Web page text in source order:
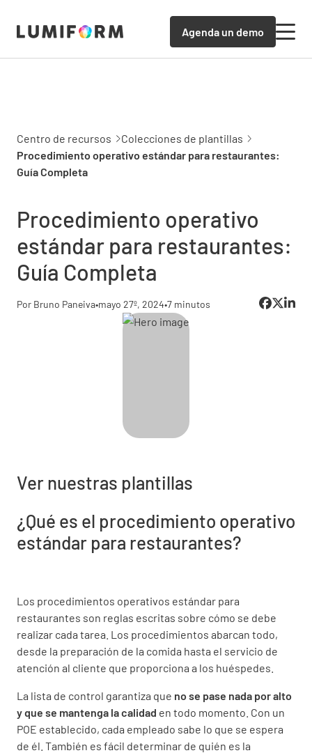
Agenda un demo
Centro de recursos
Colecciones de plantillas
Procedimiento operativo estándar para restaurantes:
Guía Completa
Procedimiento operativo
estándar para restaurantes:
Guía Completa
Por Bruno Paneiva•mayo 27º, 2024•7 minutos
Ver nuestras plantillas
¿Qué es el procedimiento operativo
estándar para restaurantes?
Los procedimientos operativos estándar para
restaurantes son reglas escritas sobre cómo se debe
realizar cada tarea. Los procedimientos abarcan todo,
desde la preparación de la comida hasta el servicio de
atención al cliente que proporciona a los huéspedes.
La lista de control garantiza que no se pase nada por alto
y que se mantenga la calidad en todo momento. Con un
POE establecido, cada empleado sabe lo que se espera
de él. También es fácil determinar de quién es la